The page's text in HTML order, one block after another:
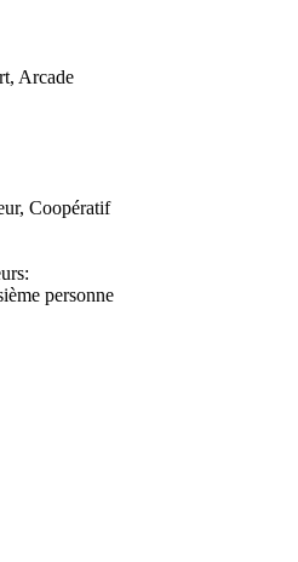
Arcade
Coopératif
:
personne